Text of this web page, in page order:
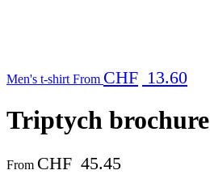
Men's t-shirt From CHF 13.60
Triptych brochure
From CHF 45.45